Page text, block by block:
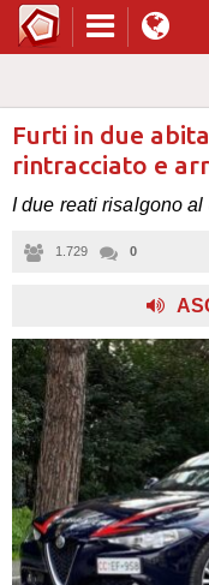
Furti in due
rintracciato e
I due reati risalgono
1.729 0